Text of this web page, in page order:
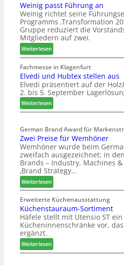
z
u
r
H
a
u
s
m
e
s
s
e
e
l
b
r
a
n
c
h
e
e
r
ö
r
e
r
t
Z
u
k
u
f
t
Weinig passt Führung an
Weinig richtet seine
Programms ‚Transformation
Gruppe reduziert die
Mitgliedern auf zwei.
Weiterlesen:
W
e
i
n
i
p
s
s
t
F
ü
h
r
u
n
g
a
n
Fachmesse in Klagenfurt
Elvedi und Hubtex stellen aus
Elvedi präsentiert auf der
2. bis 5. September
Weiterlesen:
E
v
e
d
i
u
n
d
H
u
b
t
e
x
s
t
German Brand Award für
Zwei Preise für Wemhöner
Wemhöner wurde beim
zweifach ausgezeichnet: in
Brands – Industry, Machines &
‚Brand Strategy…
Weiterlesen:
Z
w
e
i
P
e
i
Erweiterte Küchenausstattung
Küchenstauraum-Sortiment
Häfele stellt mit Utensio ST
Kücheninnenschränke vor,
ergänzt.
Weiterlesen:
K